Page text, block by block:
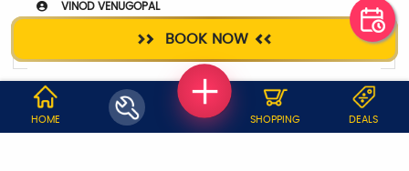
BOOK NOW
VINOD VENUGOPAL
☆
WHY JOBOY?
HOME SHOPPING DEALS